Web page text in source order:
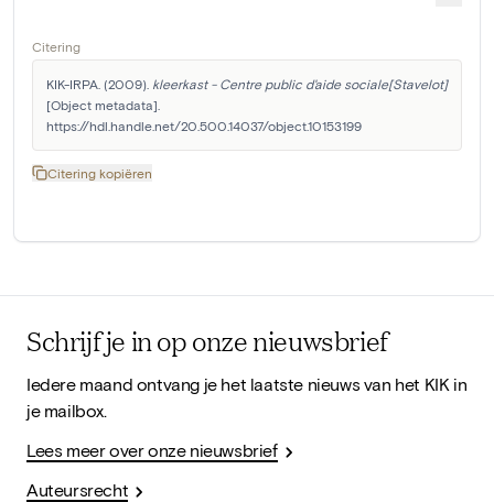
Citering
KIK-IRPA. (2009). kleerkast - Centre public d'aide sociale[Stavelot]
[Object metadata].
https://hdl.handle.net/20.500.14037/object.10153199
Citering kopiëren
Schrijf je in op onze nieuwsbrief
Iedere maand ontvang je het laatste nieuws van het KIK in
je mailbox.
Lees meer over onze nieuwsbrief
Auteursrecht